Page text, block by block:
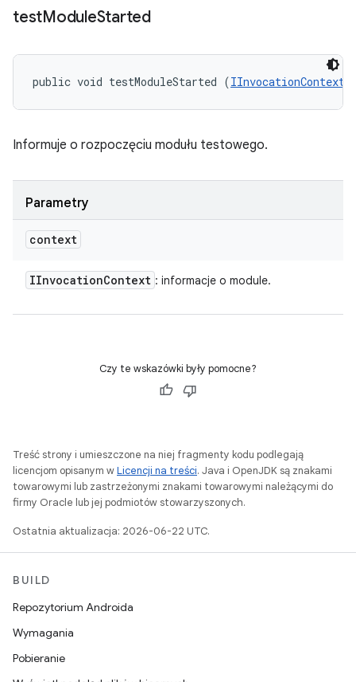
testModuleStarted
public void testModuleStarted (IInvocationContext
Informuje o rozpoczęciu modułu testowego.
Parametry
context
IInvocationContext : informacje o module.
Czy te wskazówki były pomocne?
Treść strony i umieszczone na niej fragmenty kodu podlegają
licencjom opisanym wLicencji na treści. Java i OpenJDK są znakami
towarowymi lub zastrzeżonymi znakami towarowymi należącymi do
firmy Oracle lub jej podmiotów stowarzyszonych.
Ostatnia aktualizacja: 2026-06-22 UTC.
BUILD
Repozytorium Androida
Wymagania
Pobieranie